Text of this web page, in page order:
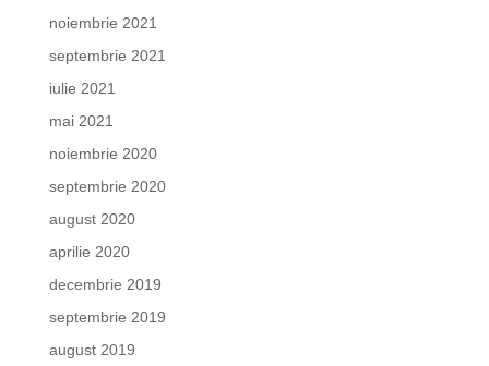
noiembrie 2021
septembrie 2021
iulie 2021
mai 2021
noiembrie 2020
septembrie 2020
august 2020
aprilie 2020
decembrie 2019
septembrie 2019
august 2019